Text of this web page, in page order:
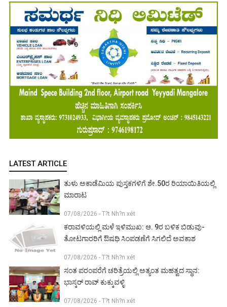
LATEST ARTICLE
ತುಳು ಅಕಾಡೆಮಿಯ ಪುಸ್ತಕಗಳಿಗೆ ಶೇ.50ರ ರಿಯಾಯಿತಿಯಲ್ಲಿ
ಮಾರಾಟ
07/08/2026 - T?t Nh?n xét
ಕರಾವಳಿಯಲ್ಲಿ ಮಳೆ ಇಳಿಮುಖ: ಆ. 9ರ ಬಳಿಕ ಬಿಡುವು-
ತೋಟಗಾರರಿಗೆ ಔಷಧಿ ಸಿಂಪಡಣೆಗೆ ಸಿಗಲಿದೆ ಅವಕಾಶ
07/08/2026 - T?t Nh?n xét
ಸಂತ ಪರಂಪರೆಗೆ ಚರಿತ್ರೆಯಲ್ಲಿ ಅತ್ಯಂತ ಮಹತ್ವದ ಸ್ಥಾನ:
ಭಾಸ್ಕರ್ ರಾವ್ ಕುಕ್ಕುವಳ್ಳಿ
07/08/2026 - T?t Nh?n xét